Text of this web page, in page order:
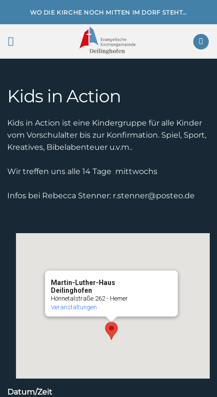
WO DIE KIRCHE NOCH MITTEN IM DORF STEHT…
Kids in Action
Kids in Action ist eine Kindergruppe für alle Kinder
vom Vorschulalter bis zur Konfirmation. Spiel, Sport,
Kreatives, Bibelabenteuer u.v.m..
Wir treffen uns alle 14 Tage mittwochs
Infos bei Rebecca Stenner: r.stenner@posteo.de
Martin-Luther-Haus
Deilinghofen
Hönnetalstraße 262 - Hemer
Veranstaltungen
Datum/Zeit